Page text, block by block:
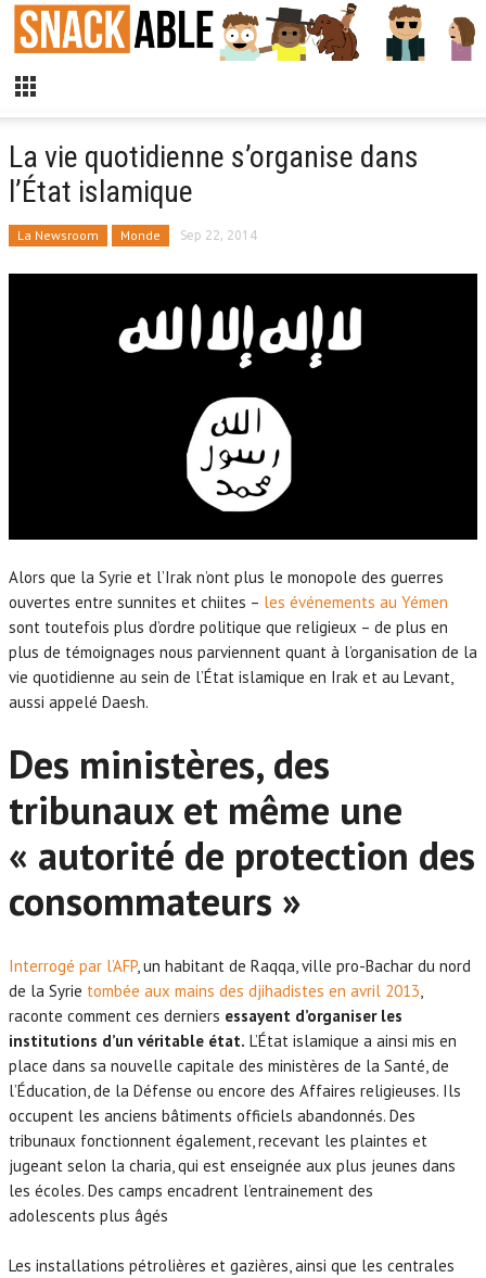
La vie quotidienne s’organise dans
l’État islamique
La Newsroom Monde Sep 22, 2014
Alors que la Syrie et l’Irak n’ont plus le monopole des guerres
ouvertes entre sunnites et chiites – les événements au Yémen
sont toutefois plus d’ordre politique que religieux – de plus en
plus de témoignages nous parviennent quant à l’organisation de la
vie quotidienne au sein de l’État islamique en Irak et au Levant,
aussi appelé Daesh.
Des ministères, des
tribunaux et même une
« autorité de protection des
consommateurs »
Interrogé par l’AFP, un habitant de Raqqa, ville pro-Bachar du nord
de la Syrie tombée aux mains des djihadistes en avril 2013,
raconte comment ces derniers essayent d’organiser les
institutions d’un véritable état. L’État islamique a ainsi mis en
place dans sa nouvelle capitale des ministères de la Santé, de
l’Éducation, de la Défense ou encore des Affaires religieuses. Ils
occupent les anciens bâtiments officiels abandonnés. Des
tribunaux fonctionnent également, recevant les plaintes et
jugeant selon la charia, qui est enseignée aux plus jeunes dans
les écoles. Des camps encadrent l’entrainement des
adolescents plus âgés
Les installations pétrolières et gazières, ainsi que les centrales